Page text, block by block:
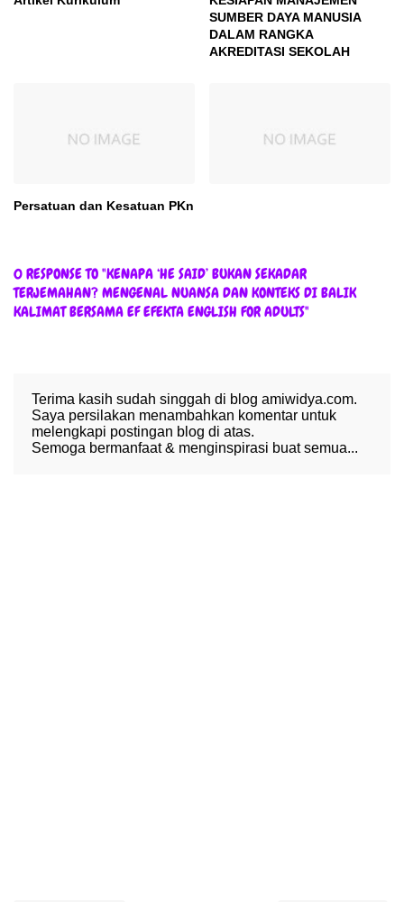
SUMBER DAYA MANUSIA
DALAM RANGKA
AKREDITASI SEKOLAH
Persatuan dan Kesatuan PKn
0 RESPONSE TO "KENAPA ‘HE SAID’ BUKAN SEKADAR
TERJEMAHAN? MENGENAL NUANSA DAN KONTEKS DI BALIK
KALIMAT BERSAMA EF EFEKTA ENGLISH FOR ADULTS"
Terima kasih sudah singgah di blog amiwidya.com.
Saya persilakan menambahkan komentar untuk
melengkapi postingan blog di atas.
Semoga bermanfaat & menginspirasi buat semua...